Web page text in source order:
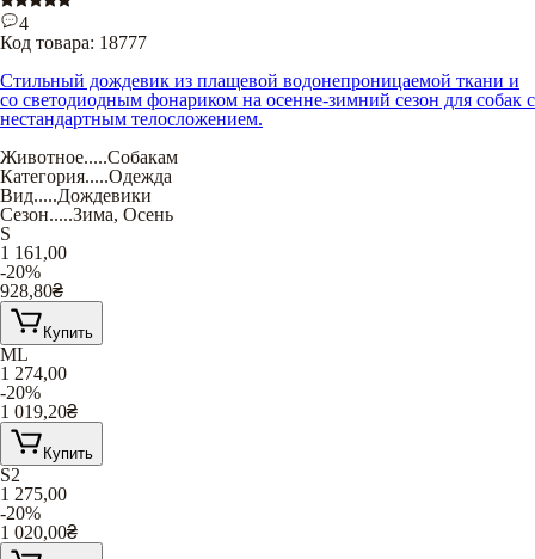
4
Код товара: 18777
Стильный дождевик из плащевой водонепроницаемой ткани и
со светодиодным фонариком на осенне-зимний сезон для собак с
нестандартным телосложением.
Животное.....Собакам
Категория.....Одежда
Вид.....Дождевики
Сезон.....Зима, Осень
S
1 161,00
-20%
928,80₴
Купить
ML
1 274,00
-20%
1 019,20₴
Купить
S2
1 275,00
-20%
1 020,00₴